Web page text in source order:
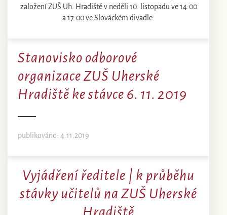
založení ZUŠ Uh. Hradiště v neděli 10. listopadu ve 14:00
a 17:00 ve Slováckém divadle.
Stanovisko odborové
organizace ZUŠ Uherské
Hradiště ke stávce 6. 11. 2019
publikováno: 4.11.2019
Vyjádření ředitele | k průběhu
stávky učitelů na ZUŠ Uherské
Hradiště